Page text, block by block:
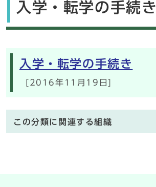
入学・転学の手続き
メインメニュー
入学・転学の手続き
[2016年11月19日]
この分類に関連する組織